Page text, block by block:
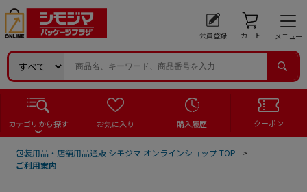
会員登録 カート メニュー
カテゴリから探す お気に入り 購入履歴 クーポン
包装用品・店舗用品通販 シモジマ オンラインショップ TOP
>
ご利用案内